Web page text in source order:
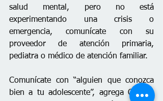
salud mental, pero no está
experimentando una crisis o
emergencia, comunícate con su
proveedor de atención primaria,
pediatra o médico de atención familiar.
Comunícate con “alguien que conozca
bien a tu adolescente”, agrega Chung.